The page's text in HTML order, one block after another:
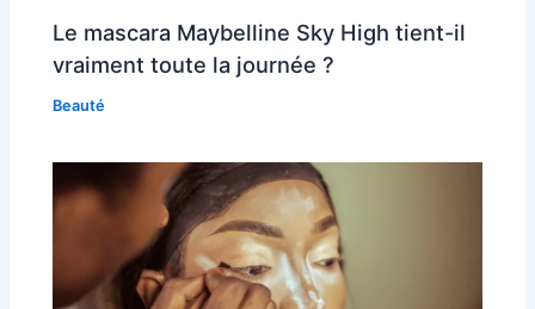
Le mascara Maybelline Sky High tient-il
vraiment toute la journée ?
Beauté